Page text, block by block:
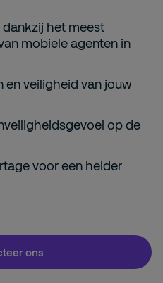
dankzij het meest
mobiele agenten in
en veiligheid van jouw
op de
voor een helder
ons